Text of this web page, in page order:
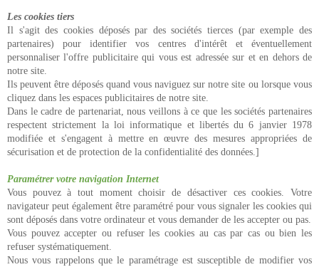
Les cookies tiers
Il s'agit des cookies déposés par des sociétés tierces (par exemple des
partenaires) pour identifier vos centres d'intérêt et éventuellement
personnaliser l'offre publicitaire qui vous est adressée sur et en dehors de
notre site.
Ils peuvent être déposés quand vous naviguez sur notre site ou lorsque vous
cliquez dans les espaces publicitaires de notre site.
Dans le cadre de partenariat, nous veillons à ce que les sociétés partenaires
respectent strictement la loi informatique et libertés du 6 janvier 1978
modifiée et s'engagent à mettre en œuvre des mesures appropriées de
sécurisation et de protection de la confidentialité des données.]
Paramétrervotre navigation Internet
Vous pouvez à tout moment choisir de désactiver ces cookies. Votre
navigateur peut également être paramétré pour vous signaler les cookies qui
sont déposés dans votre ordinateur et vous demander de les accepter ou pas.
Vous pouvez accepter ou refuser les cookies au cas par cas ou bien les
refuser systématiquement.
Nous vous rappelons que le paramétrage est susceptible de modifier vos